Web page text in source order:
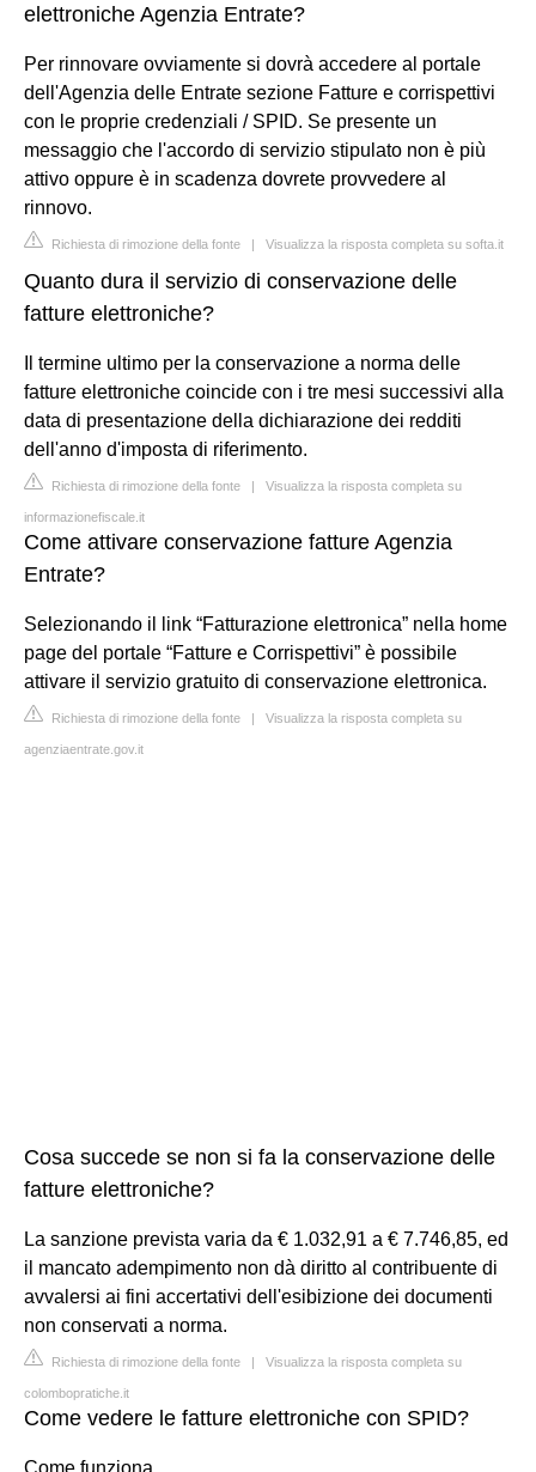
elettroniche Agenzia Entrate?
Per rinnovare ovviamente si dovrà accedere al portale
dell'Agenzia delle Entrate sezione Fatture e corrispettivi
con le proprie credenziali / SPID. Se presente un
messaggio che l'accordo di servizio stipulato non è più
attivo oppure è in scadenza dovrete provvedere al
rinnovo.
Richiesta di rimozione della fonte | Visualizza la risposta completa su softa.it
Quanto dura il servizio di conservazione delle
fatture elettroniche?
Il termine ultimo per la conservazione a norma delle
fatture elettroniche coincide con i tre mesi successivi alla
data di presentazione della dichiarazione dei redditi
dell'anno d'imposta di riferimento.
Richiesta di rimozione della fonte | Visualizza la risposta completa su
informazionefiscale.it
Come attivare conservazione fatture Agenzia
Entrate?
Selezionando il link “Fatturazione elettronica” nella home
page del portale “Fatture e Corrispettivi” è possibile
attivare il servizio gratuito di conservazione elettronica.
Richiesta di rimozione della fonte | Visualizza la risposta completa su
agenziaentrate.gov.it
Cosa succede se non si fa la conservazione delle
fatture elettroniche?
La sanzione prevista varia da € 1.032,91 a € 7.746,85, ed
il mancato adempimento non dà diritto al contribuente di
avvalersi ai fini accertativi dell'esibizione dei documenti
non conservati a norma.
Richiesta di rimozione della fonte | Visualizza la risposta completa su
colombopratiche.it
Come vedere le fatture elettroniche con SPID?
Come funziona